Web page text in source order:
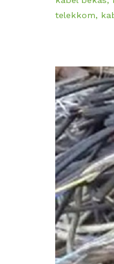
telekkom,